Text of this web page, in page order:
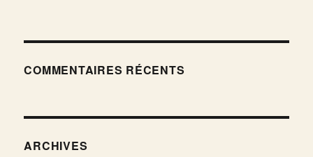
COMMENTAIRES RÉCENTS
ARCHIVES